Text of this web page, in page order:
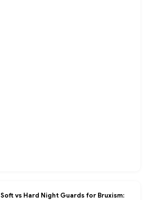
Soft vs Hard Night Guards for Bruxism: